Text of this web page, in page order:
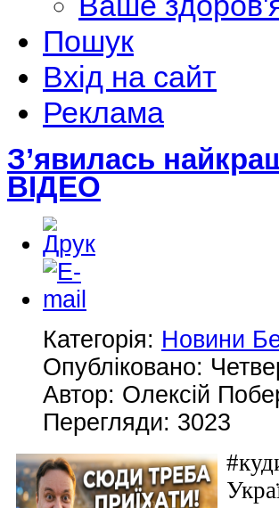
Пошук
Вхід на сайт
Реклама
З’явилась
ВІДЕО
Категорія: Новини
Опубліковано:
Автор: Олексій
Перегляди: 3023